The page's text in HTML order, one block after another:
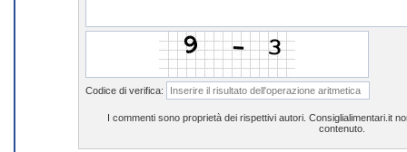
Codice di verifica:
I commenti sono proprietà dei rispettivi autori. Consiglialimentari.it
contenuto.